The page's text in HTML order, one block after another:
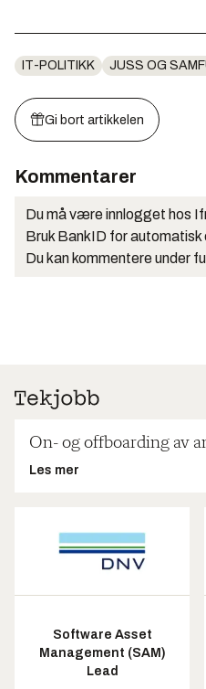
IT-POLITIKK JUSS OG
Gi bort artikkelen
Kommentarer
Du må være innlogget hos
Bruk BankID for
Du kan kommentere under
On- og offboarding av
Les mer
Software Asset
Management (SAM)
Lead